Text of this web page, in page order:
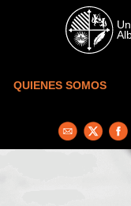
Skip to main content
QUIENES SOMOS